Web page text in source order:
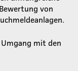
von
mit den